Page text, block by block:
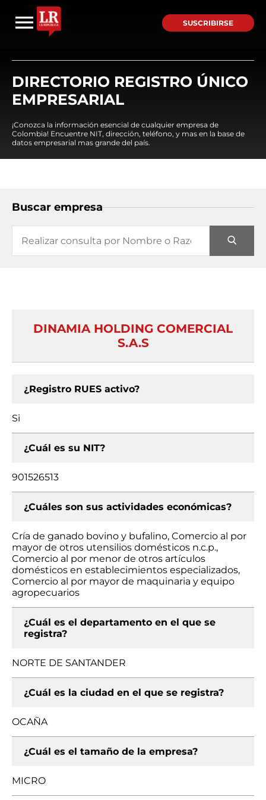
SUSCRIBIRSE
DIRECTORIO REGISTRO ÚNICO
EMPRESARIAL
¡Conozca la información esencial de cualquier empresa de
Colombia! Encuentre NIT, dirección, teléfono, y mas en la base de
datos empresarial mas grande del país.
Buscar empresa
DINAMIA HOLDING COMERCIAL
S.A.S
¿Registro RUES activo?
Si
¿Cuál es su NIT?
901526513
¿Cuáles son sus actividades económicas?
Cría de ganado bovino y bufalino, Comercio al por
mayor de otros utensilios domésticos n.c.p.,
Comercio al por menor de otros artículos
domésticos en establecimientos especializados,
Comercio al por mayor de maquinaria y equipo
agropecuarios
¿Cuál es el departamento en el que se
registra?
NORTE DE SANTANDER
¿Cuál es la ciudad en el que se registra?
OCAÑA
¿Cuál es el tamaño de la empresa?
MICRO